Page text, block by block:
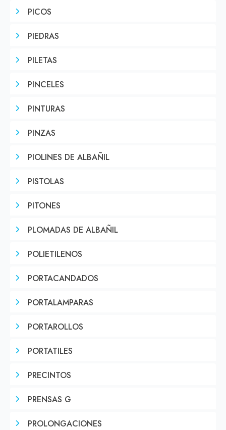
PICOS
PIEDRAS
PILETAS
PINCELES
PINTURAS
PINZAS
PIOLINES DE ALBAÑIL
PISTOLAS
PITONES
PLOMADAS DE ALBAÑIL
POLIETILENOS
PORTACANDADOS
PORTALAMPARAS
PORTAROLLOS
PORTATILES
PRECINTOS
PRENSAS G
PROLONGACIONES